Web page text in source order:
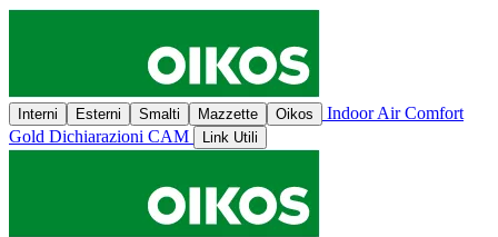
Interni Esterni Smalti Mazzette Oikos
Indoor Air Comfort
Gold Dichiarazioni CAM Link Utili